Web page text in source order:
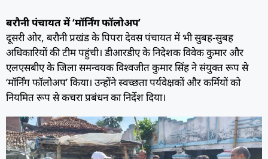
बरौनी पंचायत में ‘मॉर्निंग फॉलोअप’
दूसरी ओर, बरौनी प्रखंड के पिपरा देवस पंचायत में भी सुबह-सुबह
अधिकारियों की टीम पहुंची। डीआरडीए के निदेशक विवेक कुमार और
एलएसबीए के जिला समन्वयक विश्वजीत कुमार सिंह ने संयुक्त रूप से
‘मॉर्निंग फॉलोअप’ किया। उन्होंने स्वच्छता पर्यवेक्षकों और कर्मियों को
नियमित रूप से कचरा प्रबंधन का निर्देश दिया।